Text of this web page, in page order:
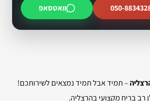
050- וואטסאפ
– תמיד אבל תמיד נמצאים לשירותכם!
רב בריח מקצועי בהרצליה.